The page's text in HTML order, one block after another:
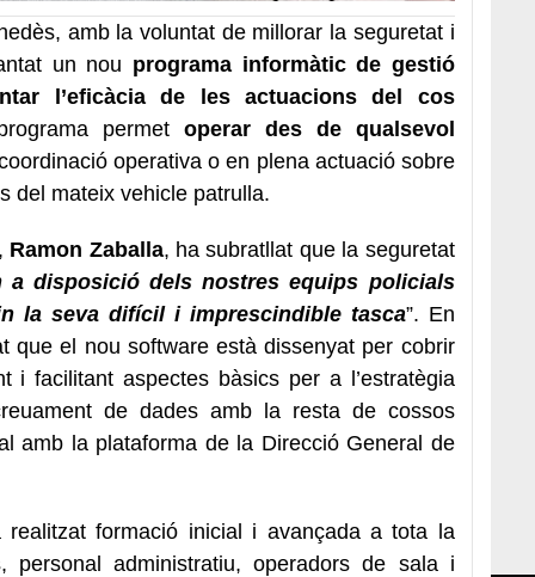
amb la voluntat de millorar la seguretat i
un nou programa informàtic de gestió
l’eficàcia de les actuacions del cos
permetoperar des de qualsevol
operativa o en plena actuació sobre
del mateix vehicle patrulla.
Ramon Zaballa, ha subratllat que la seguretat
a disposició dels nostres equips policials
la seva difícil i imprescindible tasca”. En
que el nou software està dissenyat per cobrir
i facilitant aspectes bàsics per a l’estratègia
de dades amb la resta de cossos
amb la plataforma de la Direcció General de
realitzat formació inicial i avançada a tota la
personal administratiu, operadors de sala i